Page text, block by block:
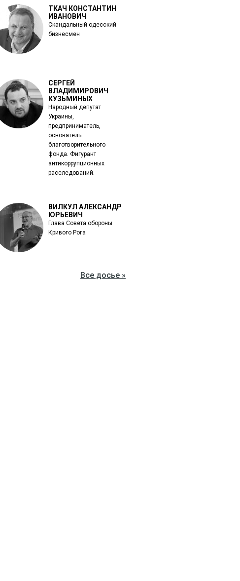
ТКАЧ КОНСТАНТИН
ИВАНОВИЧ
Скандальный одесский
бизнесмен
СЕРГЕЙ
ВЛАДИМИРОВИЧ
КУЗЬМИНЫХ
Народный депутат
Украины,
предприниматель,
основатель
благотворительного
фонда. Фигурант
антикоррупционных
расследований.
ВИЛКУЛ АЛЕКСАНДР
ЮРЬЕВИЧ
Глава Совета обороны
Кривого Рога
Все досье »